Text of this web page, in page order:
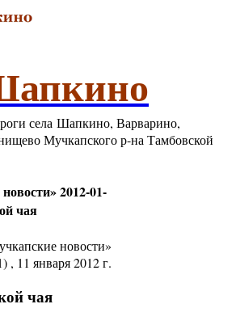
села Шапкино, Варварино,
Мучкапского р-на Тамбовской
2012-01-
чая
новости»
, 11 января 2012 г.
чая